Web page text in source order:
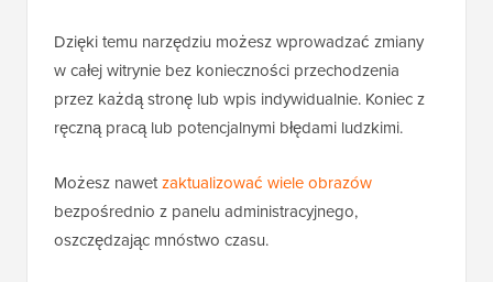
Dzięki temu narzędziu możesz wprowadzać zmiany
w całej witrynie bez konieczności przechodzenia
przez każdą stronę lub wpis indywidualnie. Koniec z
ręczną pracą lub potencjalnymi błędami ludzkimi.
Możesz nawetzaktualizować wiele obrazów
bezpośrednio z panelu administracyjnego,
oszczędzając mnóstwo czasu.